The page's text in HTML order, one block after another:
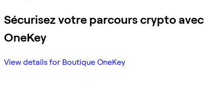
Sécurisez votre parcours crypto avec
OneKey
View details for Boutique OneKey